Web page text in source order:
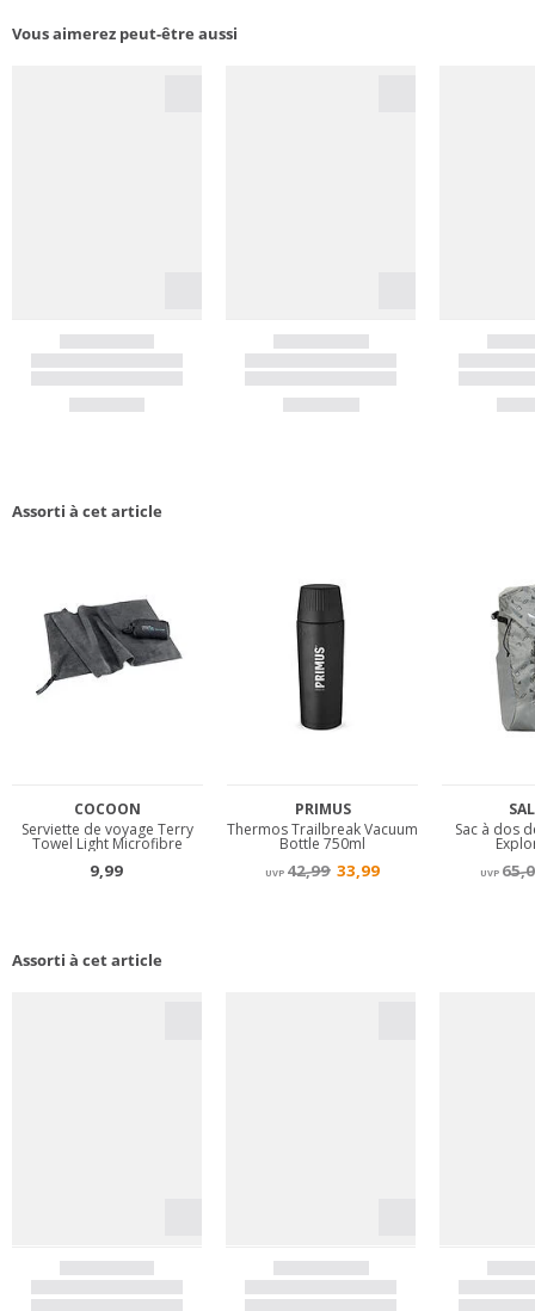
Vous aimerez peut-être aussi
Assorti à cet article
Assorti à cet article